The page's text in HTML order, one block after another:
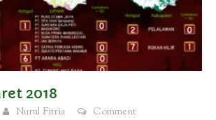
2018
Nurul Fitria
Comment